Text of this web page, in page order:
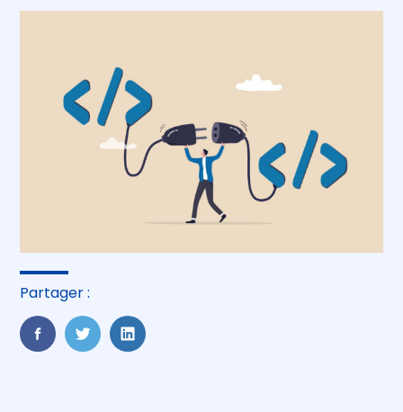
Partager :
FaceBook
TwitterLinkedIn